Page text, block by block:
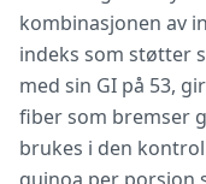
kombinasjonen av
indeks som støtter
med sin GI på 53,
fiber som bremser
brukes i den